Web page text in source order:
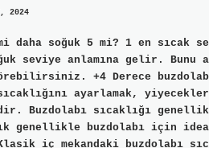
2024
daha soğuk 5 mi? 1 en sıcak
seviye anlamına gelir. Bunu
+4 Derece
sıcaklığını ayarlamak,
Buzdolabı sıcaklığı
genellikle buzdolabı için
Klasik iç mekandaki